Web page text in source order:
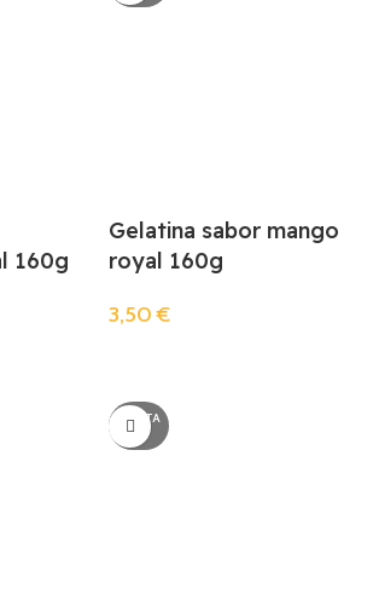
160g
Gelatina sabor mango
royal 160g
3,50€
AGOTA
DO